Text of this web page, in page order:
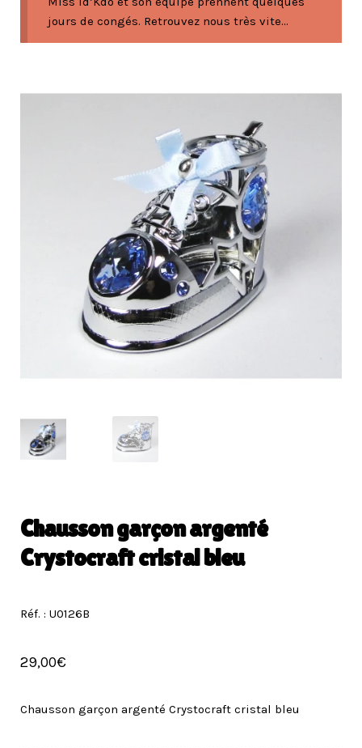
jours de congés. Retrouvez nous très vite...
Chausson garçon argenté
Crystocraft cristal bleu
Réf. : U0126B
29,00€
Chausson garçon argenté Crystocraft cristal bleu